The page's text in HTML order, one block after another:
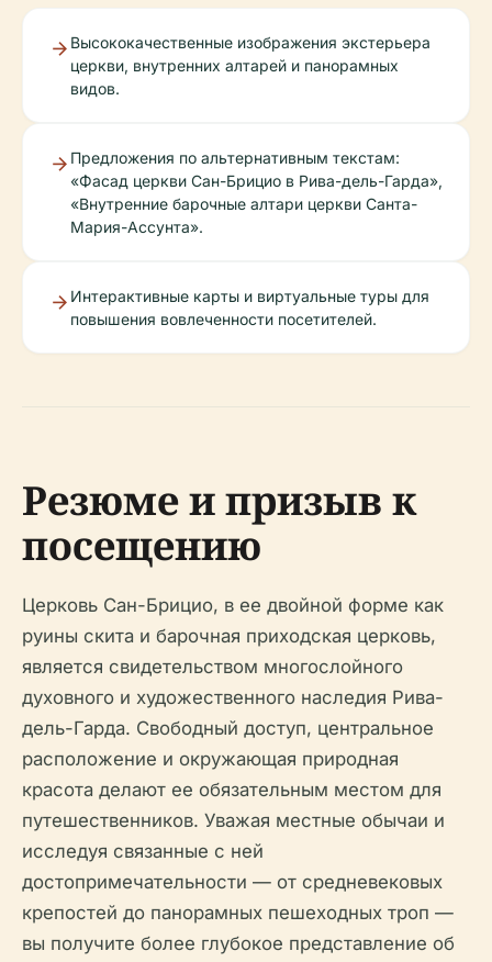
Высококачественные изображения экстерьера
церкви, внутренних алтарей и панорамных
видов.
Предложения по альтернативным текстам:
«Фасад церкви Сан-Брицио в Рива-дель-Гарда»,
«Внутренние барочные алтари церкви Санта-
Мария-Ассунта».
Интерактивные карты и виртуальные туры для
повышения вовлеченности посетителей.
Резюме и призыв к
посещению
Церковь Сан-Брицио, в ее двойной форме как
руины скита и барочная приходская церковь,
является свидетельством многослойного
духовного и художественного наследия Рива-
дель-Гарда. Свободный доступ, центральное
расположение и окружающая природная
красота делают ее обязательным местом для
путешественников. Уважая местные обычаи и
исследуя связанные с ней
достопримечательности — от средневековых
крепостей до панорамных пешеходных троп —
вы получите более глубокое представление об